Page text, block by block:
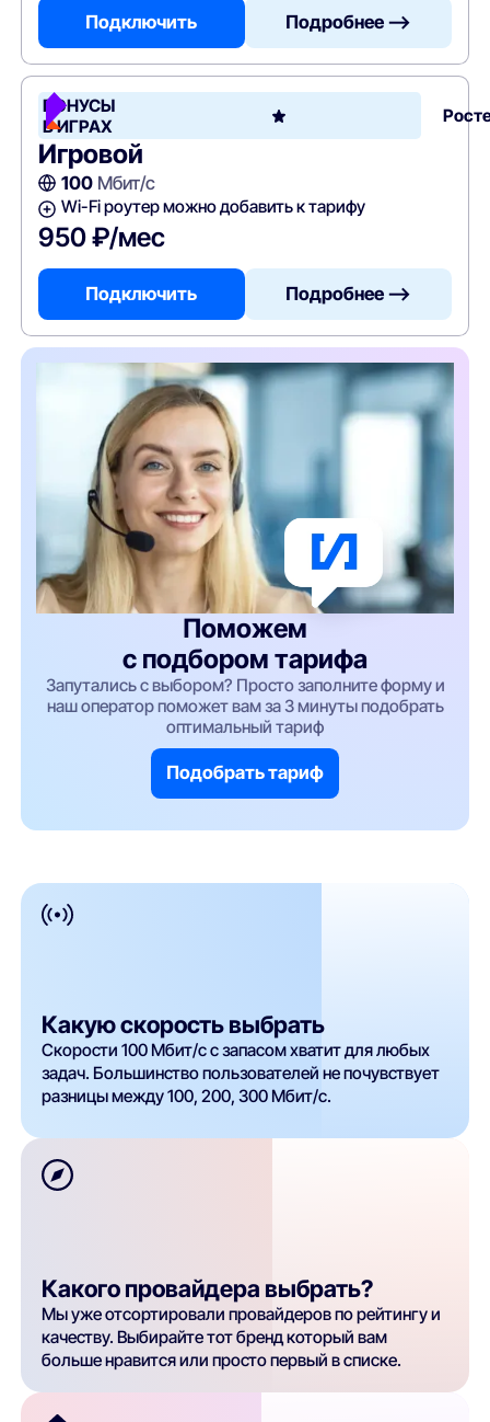
Подключить Подробнее —>
БОНУСЫ
В ИГРАХ
Игровой
100Мбит/с
Wi-Fi роутер можно добавить к тарифу
950 ₽/мес
Подключить Подробнее —>
Поможем
с подбором тарифа
Запутались с выбором? Просто заполните форму и
наш оператор поможет вам за 3 минуты подобрать
оптимальный тариф
Подобрать тариф
Какую скорость выбрать
Скорости 100 Мбит/с с запасом хватит для любых
задач. Большинство пользователей не почувствует
разницы между 100, 200, 300 Мбит/с.
Какого провайдера выбрать?
Мы уже отсортировали провайдеров по рейтингу и
качеству. Выбирайте тот бренд который вам
больше нравится или просто первый в списке.